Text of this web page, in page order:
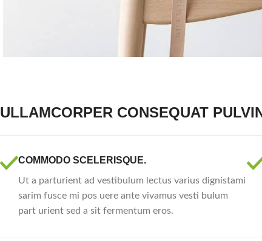
ULLAMCORPER CONSEQUAT
COMMODO SCELERISQUE.
Ut a parturient ad vestibulum lectus varius dignistami
sarim fusce mi pos uere ante vivamus vesti bulum
part urient sed a sit fermentum eros.